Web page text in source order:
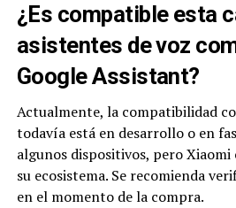
¿Es compatible esta
asistentes de voz
Google Assistant?
Actualmente, la compatibilidad
todavía está en desarrollo o en
algunos dispositivos, pero
su ecosistema. Se recomienda
en el momento de la compra.